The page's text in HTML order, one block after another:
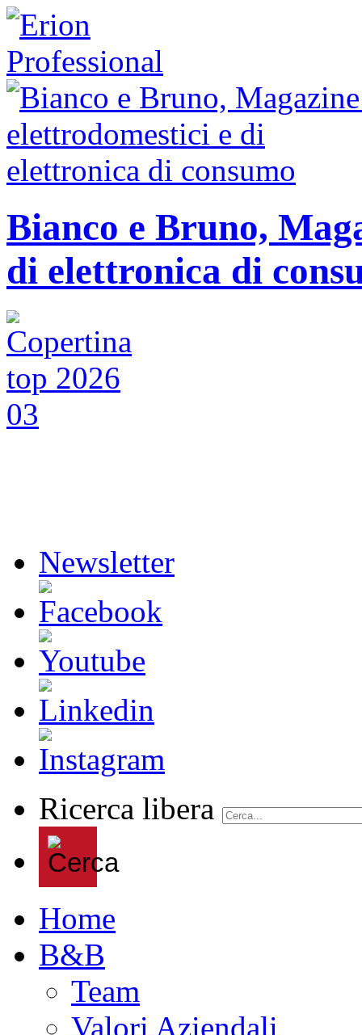
Bianco e Bruno,
di elettronica di
Newsletter
Ricerca libera
Home
B&B
Team
Valori Aziendali